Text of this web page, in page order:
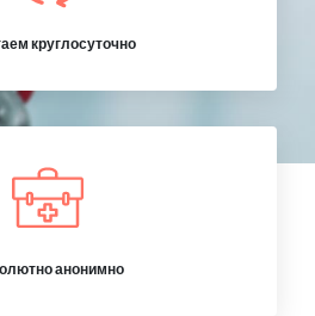
круглосуточно
анонимно